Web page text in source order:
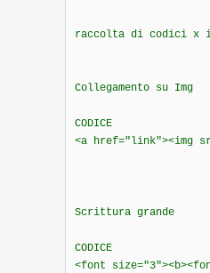
raccolta di codici x
Collegamento su Img
CODICE
<a href="link"><img
Scrittura grande
CODICE
<font